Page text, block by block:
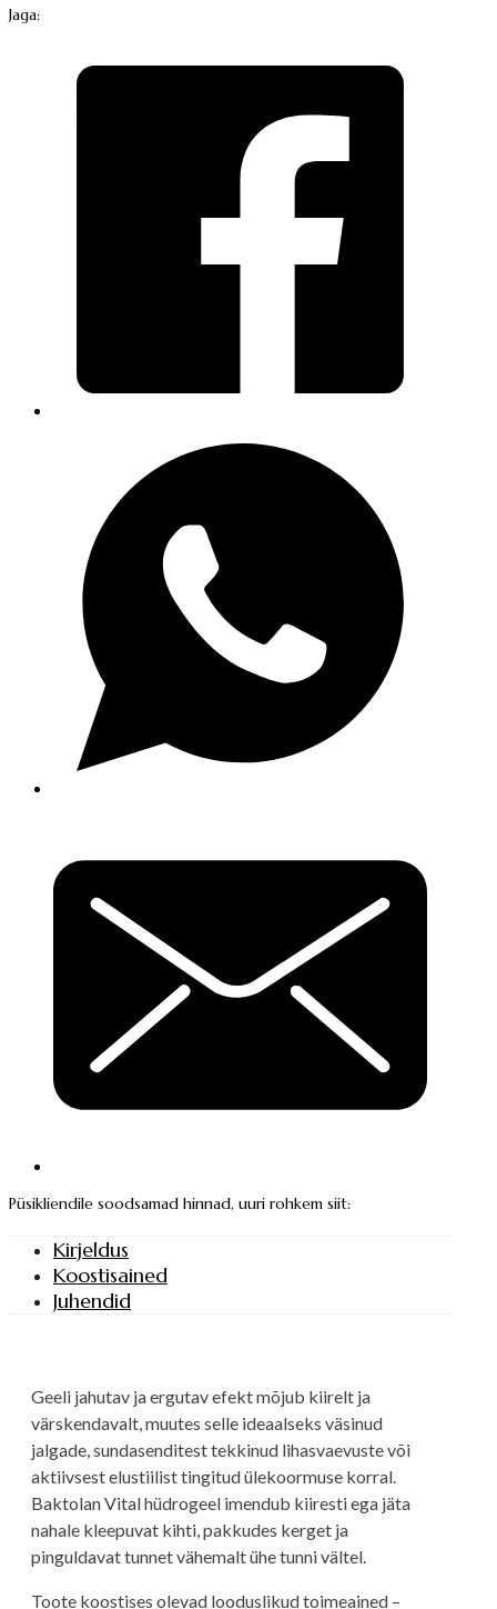
Jaga:
Püsikliendile soodsamad hinnad, uuri rohkem siit:
Kirjeldus
Koostisained
Juhendid
Geeli jahutav ja ergutav efekt mõjub kiirelt ja
värskendavalt, muutes selle ideaalseks väsinud
jalgade, sundasenditest tekkinud lihasvaevuste või
aktiivsest elustiilist tingitud ülekoormuse korral.
Baktolan Vital hüdrogeel imendub kiiresti ega jäta
nahale kleepuvat kihti, pakkudes kerget ja
pinguldavat tunnet vähemalt ühe tunni vältel.
Toote koostises olevad looduslikud toimeained –